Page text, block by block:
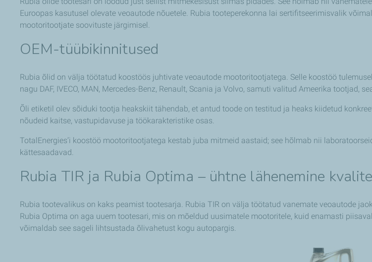
Euroopas kasutusel olevate veoautode nõuetele. Rubia tooteperekonna lai sertifitseerimisvalik
mootoritootjate soovituste järgimisel.
OEM-tüübikinnitused
Rubia õlid on välja töötatud koostöös juhtivate veoautode mootoritootjatega. Selle koostöö
nagu DAF, IVECO, MAN, Mercedes-Benz, Renault, Scania ja Volvo, samuti valitud Ameerika tootjad,
Õli etiketil olev sõiduki tootja heakskiit tähendab, et antud toode on testitud ja heaks kiidetud
nõudeid kaitse, vastupidavuse ja töökarakteristike osas.
TotalEnergies’i koostöö mootoritootjatega kestab juba mitmeid aastaid; see hõlmab nii
kättesaadavad.
Rubia TIR ja Rubia Optima – ühtne lähenemine
Rubia tootevalikus on kaks peamist tootesarja. Rubia TIR on välja töötatud vanemate veoautode
Rubia Optima on aga uuem tootesari, mis on mõeldud uusimatele mootoritele, kuid enamasti
võimaldab see sageli lihtsustada õlivahetust kogu autopargis.